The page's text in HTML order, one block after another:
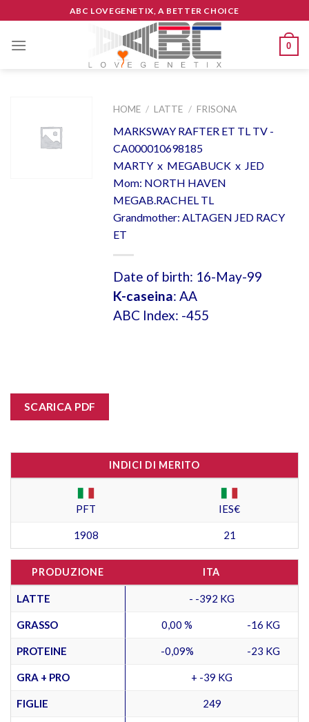
to
content
ABC LOVEGENETIX, A BETTER CHOICE
0
HOME / LATTE / FRISONA
MARKSWAY RAFTER ET TL TV -
CA000010698185
MARTY x MEGABUCK x JED
Mom: NORTH HAVEN
MEGAB.RACHEL TL
Grandmother: ALTAGEN JED RACY
ET
Date of birth: 16-May-99
K-caseina: AA
ABC Index: -455
SCARICA PDF
INDICI DI MERITO
PFT IES€
1908 21
PRODUZIONE ITA
LATTE - -392 KG
GRASSO 0,00 % -16 KG
PROTEINE -0,09% -23 KG
GRA + PRO + -39 KG
FIGLIE 249